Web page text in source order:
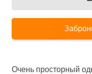
Очень просторный